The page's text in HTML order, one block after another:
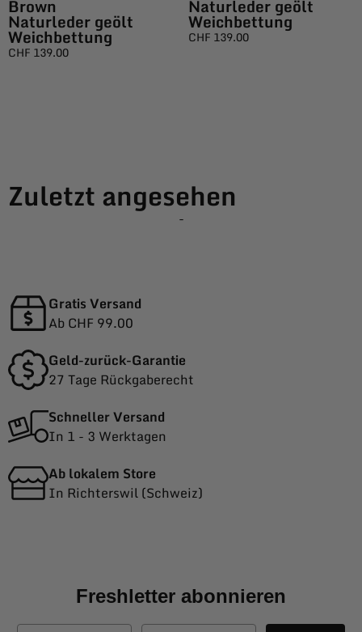
Brown
Naturleder geölt
Weichbettung
CHF 139.00
Naturleder geölt
Weichbettung
CHF 139.00
Zuletzt angesehen
-
Gratis Versand
Ab CHF 99.00
Geld-zurück-Garantie
27 Tage Rückgaberecht
Schneller Versand
In 1 - 3 Werktagen
Ab lokalem Store
In Richterswil (Schweiz)
Freshletter abonnieren